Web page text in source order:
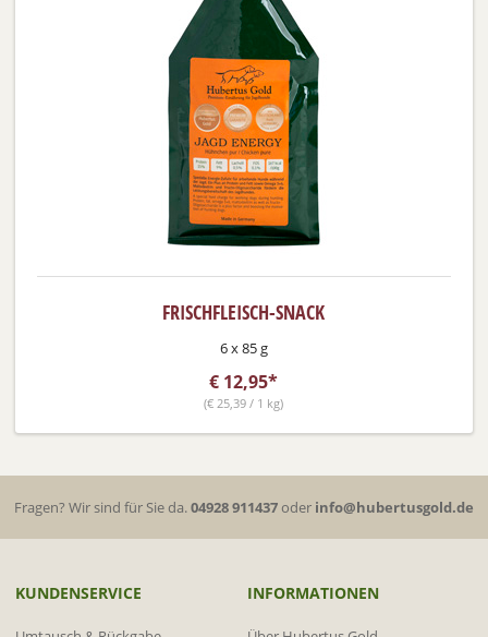
FRISCHFLEISCH-SNACK
6 x 85 g
€ 12,95*
(€ 25,39 / 1 kg)
Fragen? Wir sind für Sie da. 04928 911437oder info@hubertusgold.de
KUNDENSERVICE INFORMATIONEN